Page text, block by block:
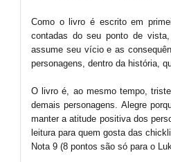
Como o livro é escrito em
contadas do seu ponto de
assume seu vício e as
personagens, dentro da história,
O livro é, ao mesmo tempo,
demais personagens. Alegre
manter a atitude positiva dos
leitura para quem gosta das
Nota 9 (8 pontos são só para o